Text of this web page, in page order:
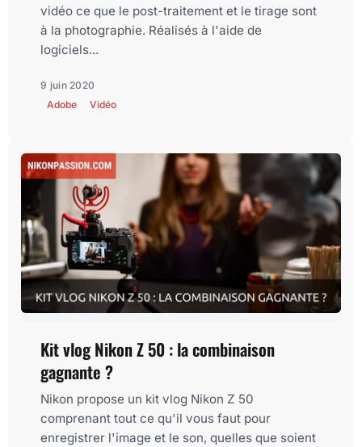
vidéo ce que le post-traitement et le tirage sont
à la photographie. Réalisés à l'aide de
logiciels...
9 juin 2020
Adobe
Vidéo
Kit vlog Nikon Z 50 : la combinaison
gagnante ?
Nikon propose un kit vlog Nikon Z 50
comprenant tout ce qu'il vous faut pour
enregistrer l'image et le son, quelles que soient